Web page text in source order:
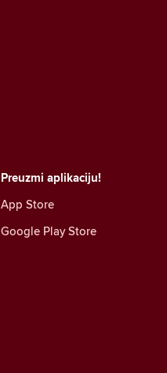
Preuzmi aplikaciju!
App Store
Google Play Store